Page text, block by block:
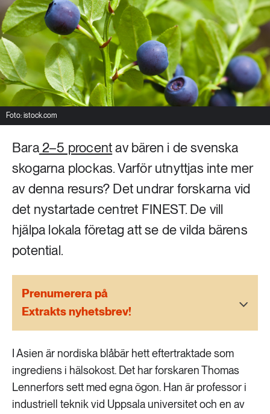
Mat & jordbruk
Skog
Social hållbarhet
Transport
Vatten
252 ARTIKLAR
Landsbygd
939 ARTIKLAR
Livsstil & konsumtion
612 ARTIKLAR
262 ARTIKLAR
Skog
360 ARTIKLAR
Social hållbarhet
189 ARTIKLAR
Foto: istock.com
Bara2–5 procentav bären i de svenska
skogarna plockas. Varför utnyttjas inte mer
av denna resurs? Det undrar forskarna vid
det nystartade centret FINEST. De vill
hjälpa lokala företag att se de vilda bärens
potential.
Prenumerera på
Extrakts nyhetsbrev!
I Asien är nordiska blåbär hett eftertraktade som
ingrediens i hälsokost. Det har forskaren Thomas
Lennerfors sett med egna ögon. Han är professor i
industriell teknik vid Uppsala universitet och en av